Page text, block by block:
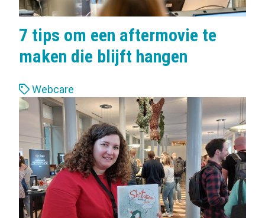
7 tips om een aftermovie te
maken die blijft hangen
L
a
e
l
s
:
Webcare